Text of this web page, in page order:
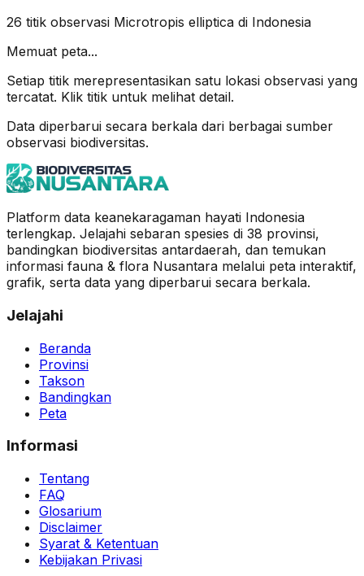
26 titik observasi Microtropis elliptica di Indonesia
Memuat peta...
Setiap titik merepresentasikan satu lokasi observasi yang
tercatat. Klik titik untuk melihat detail.
Data diperbarui secara berkala dari berbagai sumber
observasi biodiversitas.
Platform data keanekaragaman hayati Indonesia
terlengkap. Jelajahi sebaran spesies di 38 provinsi,
bandingkan biodiversitas antardaerah, dan temukan
informasi fauna & flora Nusantara melalui peta interaktif,
grafik, serta data yang diperbarui secara berkala.
Jelajahi
Beranda
Provinsi
Takson
Bandingkan
Peta
Informasi
Tentang
FAQ
Glosarium
Disclaimer
Syarat & Ketentuan
Kebijakan Privasi